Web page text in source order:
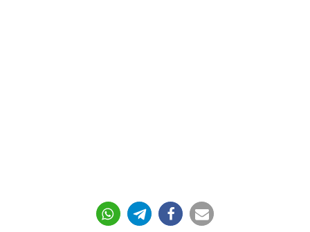
85